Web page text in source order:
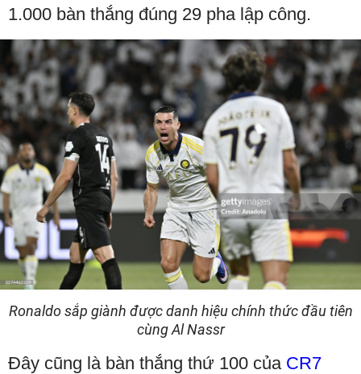
1.000 bàn thắng đúng 29 pha lập công.
Ronaldo sắp giành được danh hiệu chính thức đầu tiên
cùng Al Nassr
Đây cũng là bàn thắng thứ 100 của CR7